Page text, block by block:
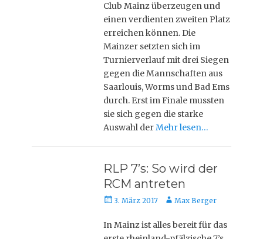
Club Mainz überzeugen und
einen verdienten zweiten Platz
erreichen können. Die
Mainzer setzten sich im
Turnierverlauf mit drei Siegen
gegen die Mannschaften aus
Saarlouis, Worms und Bad Ems
durch. Erst im Finale mussten
sie sich gegen die starke
Auswahl derMehr lesen…
RLP 7’s: So wird der
RCM antreten
Posted
3. März 2017 AutorMax Berger
In Mainz ist alles bereit für das